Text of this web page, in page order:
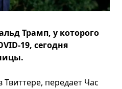
Трамп, у которого
19, сегодня
передает Час